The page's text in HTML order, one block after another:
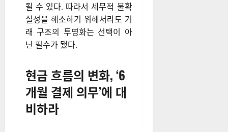
될 수 있다. 따라서 세무적 불확
실성을 해소하기 위해서라도 거
래 구조의 투명화는 선택이 아
닌 필수가 됐다.
현금 흐름의 변화, ‘6
개월 결제 의무’에 대
비하라